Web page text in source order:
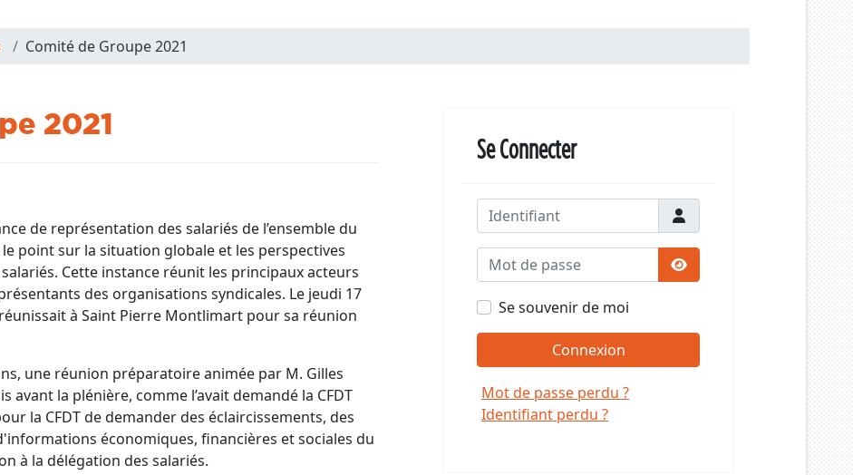
Comité de Groupe 2021
2021
de représentation des salariés de l’ensemble du
point sur la situation globale et les perspectives
Cette instance réunit les principaux acteurs
des organisations syndicales. Le jeudi 17
à Saint Pierre Montlimart pour sa réunion
une réunion préparatoire animée par M. Gilles
avant la plénière, comme l’avait demandé la CFDT
la CFDT de demander des éclaircissements, des
économiques, financières et sociales du
à la délégation des salariés.
Se Connecter
Identifiant
Mot de passe
Afficher le mot de passe
Se souvenir de moi
Connexion
Mot de passe perdu ?
Identifiant perdu ?